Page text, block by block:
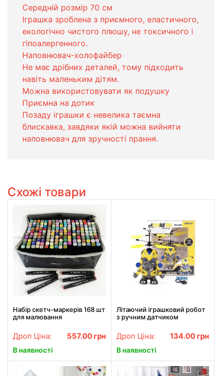
Середній розмір 70 см
Іграшка зроблена з приємного, еластичного,
екологічно чистого плюшу, не токсичного і
гіпоалергенного.
Наповнювач-холофайбер
Не має дрібних деталей, тому підходить
навіть маленьким дітям.
Можна використовувати як подушку
Приємна на дотик
Позаду іграшки є невелика таємна
блискавка, завдяки якій можна вийняти
наповнювач для зручності прання.
Схожі товари
Набір скетч-маркерів 168 шт
для малювання
Дроп Ціна: 557.00 грн
В наявності
Літаючий іграшковий робот
з ручним датчиком
Дроп Ціна: 134.00 грн
В наявності